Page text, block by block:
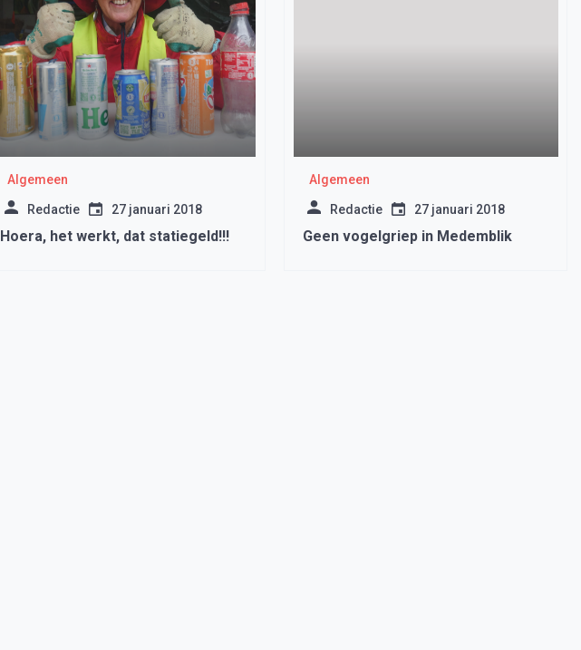
Algemeen
Redactie 27 januari 2018
Hoera, het werkt, dat statiegeld!!!
Algemeen
Redactie 27 januari 2018
Geen vogelgriep in Medemblik